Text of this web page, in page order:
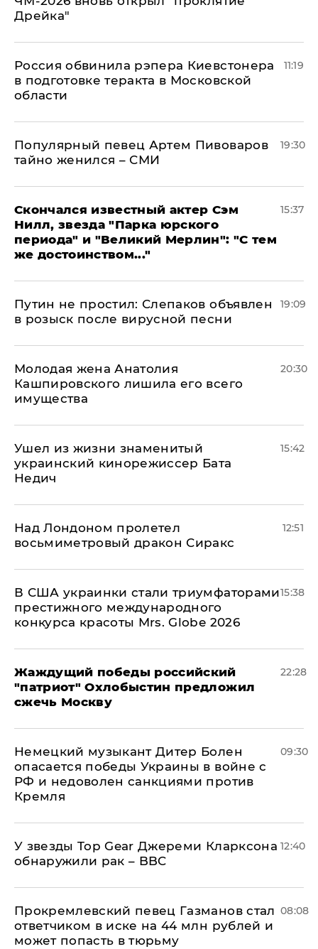
Дрейка"
Россия обвинила рэпера Киевстонера
в подготовке теракта в Московской
области
11:19
Популярный певец Артем Пивоваров
тайно женился – СМИ
19:30
Скончался известный актер Сэм
Нилл, звезда "Парка юрского
периода" и "Великий Мерлин": "С тем
же достоинством..."
15:37
Путин не простил: Слепаков объявлен
в розыск после вирусной песни
19:09
Молодая жена Анатолия
Кашпировского лишила его всего
имущества
20:30
Ушел из жизни знаменитый
украинский кинорежиссер Бата
Недич
15:42
Над Лондоном пролетел
восьмиметровый дракон Сиракс
12:51
В США украинки стали триумфаторами
престижного международного
конкурса красоты Mrs. Globe 2026
15:38
Жаждущий победы российский
"патриот" Охлобыстин предложил
сжечь Москву
22:28
Немецкий музыкант Дитер Болен
опасается победы Украины в войне с
РФ и недоволен санкциями против
Кремля
09:30
У звезды Top Gear Джереми Кларксона
обнаружили рак – BBC
12:40
Прокремлевский певец Газманов стал
ответчиком в иске на 44 млн рублей и
может попасть в тюрьму
08:08